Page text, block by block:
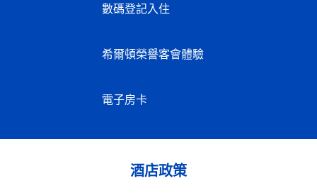
數碼登記入住
希爾頓榮譽客會體驗
電子房卡
酒店政策